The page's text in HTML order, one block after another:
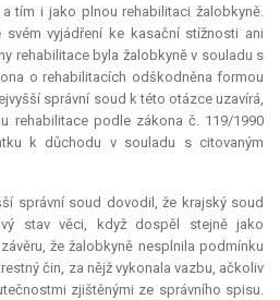
tím i jako plnou rehabilitaci žalobkyně.
svém vyjádření ke kasační stížnosti ani
rehabilitace byla žalobkyně v souladu s
o rehabilitacích odškodněna formou
správní soud k této otázce uzavírá,
rehabilitace podle zákona č. 119/1990
k důchodu v souladu s citovaným
správní soud dovodil, že krajský soud
stav věci, když dospěl stejně jako
že žalobkyně nesplnila podmínku
čin, za nějž vykonala vazbu, ačkoliv
zjištěnými ze správního spisu.